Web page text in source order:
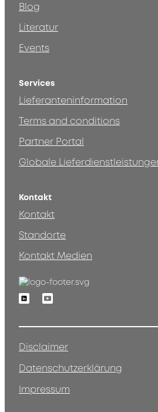
Blog
Literatur
Events
Services
Lieferanteninformation
Terms and conditions
Partner Portal
Globale
Kontakt
Kontakt
Standorte
Kontakt Medien
LinkedinYoutube
Disclaimer
Datenschutzerklärung
Impressum